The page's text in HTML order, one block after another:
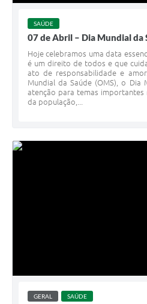
SAÚDE
07 de Abril – Dia Mundial da
Hoje celebramos uma data
é um direito de todos e que
ato de responsabilidade e
Mundial da Saúde (OMS), o Dia
atenção para temas importantes
da população,...
GERAL SAÚDE